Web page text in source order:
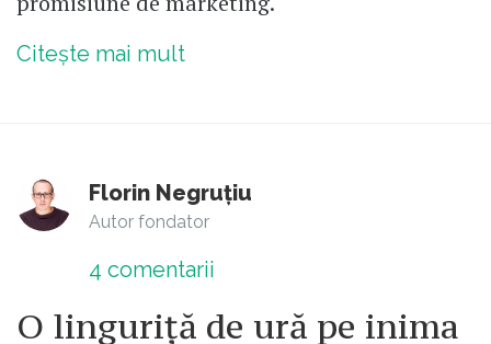
Citește mai mult
Florin Negruțiu
Autor fondator
4 comentarii
O linguriță de ură pe inima